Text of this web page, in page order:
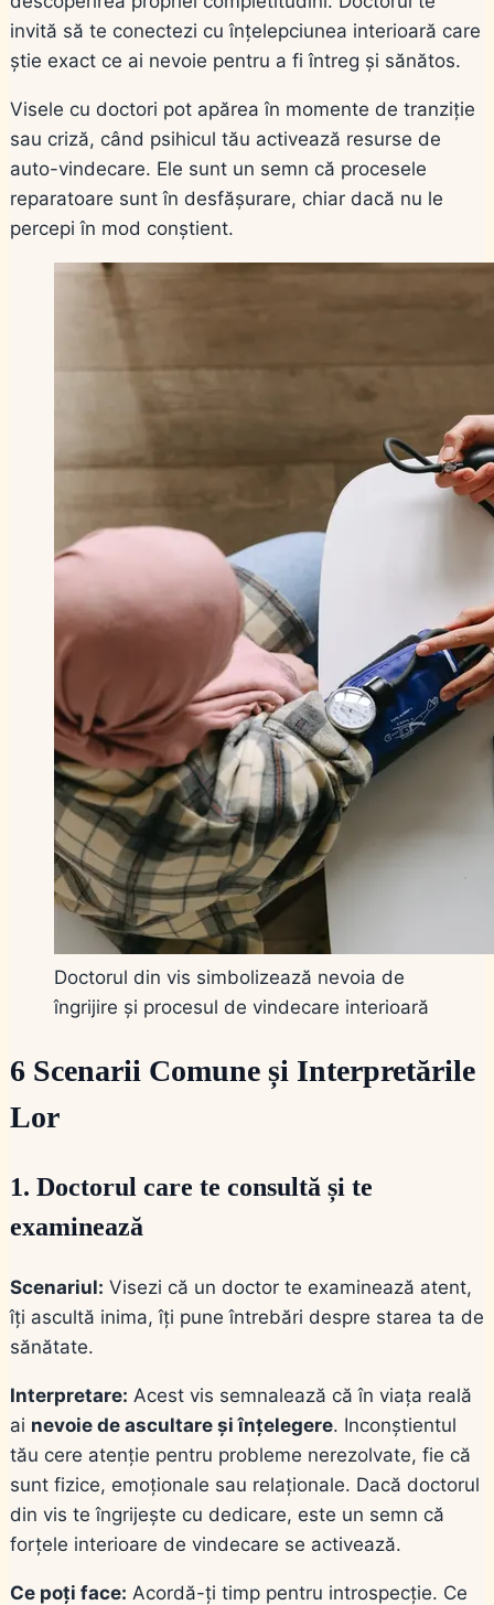
invită să te conectezi cu înțelepciunea interioară care
știe exact ce ai nevoie pentru a fi întreg și sănătos.
Visele cu doctori pot apărea în momente de tranziție
sau criză, când psihicul tău activează resurse de
auto-vindecare. Ele sunt un semn că procesele
reparatoare sunt în desfășurare, chiar dacă nu le
percepi în mod conștient.
Doctorul din vis simbolizează nevoia de
îngrijire și procesul de vindecare interioară
6 Scenarii Comune și Interpretările
Lor
1. Doctorul care te consultă și te
examinează
Scenariul: Visezi că un doctor te examinează atent,
îți ascultă inima, îți pune întrebări despre starea ta de
sănătate.
Interpretare: Acest vis semnalează că în viața reală
ai nevoie de ascultare și înțelegere. Inconștientul
tău cere atenție pentru probleme nerezolvate, fie că
sunt fizice, emoționale sau relaționale. Dacă doctorul
din vis te îngrijește cu dedicare, este un semn că
forțele interioare de vindecare se activează.
Ce poți face: Acordă-ți timp pentru introspecție. Ce